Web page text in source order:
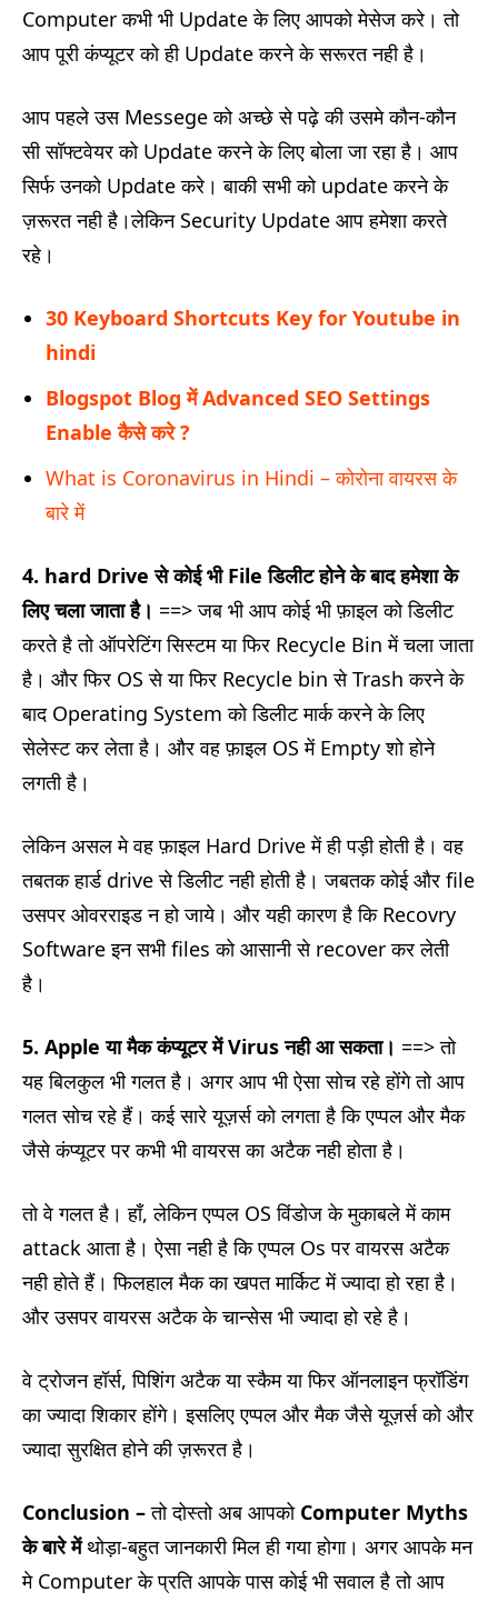
Computer कभी भी Update के लिए आपको मेसेज करे। तो
आप पूरी कंप्यूटर को ही Update करने के सरूरत नही है।
आप पहले उस Messege को अच्छे से पढ़े की उसमे कौन-कौन
सी सॉफ्टवेयर को Update करने के लिए बोला जा रहा है। आप
सिर्फ उनको Update करे। बाकी सभी को update करने के
ज़रूरत नही है।लेकिन Security Update आप हमेशा करते
रहे।
30 Keyboard Shortcuts Key for Youtube in
hindi
Blogspot Blog में Advanced SEO Settings
Enable कैसे करे ?
What is Coronavirus in Hindi – कोरोना वायरस के
बारे में
4. hard Drive से कोई भी File डिलीट होने के बाद हमेशा के
लिए चला जाता है। ==>जब भी आप कोई भी फ़ाइल को डिलीट
करते है तो ऑपरेटिंग सिस्टम या फिर Recycle Bin में चला जाता
है। और फिर OS से या फिर Recycle bin से Trash करने के
बाद Operating System को डिलीट मार्क करने के लिए
सेलेस्ट कर लेता है। और वह फ़ाइल OS में Empty शो होने
लगती है।
लेकिन असल मे वह फ़ाइल Hard Drive में ही पड़ी होती है। वह
तबतक हार्ड drive से डिलीट नही होती है। जबतक कोई और file
उसपर ओवरराइड न हो जाये। और यही कारण है कि Recovry
Software इन सभी files को आसानी से recover कर लेती
है।
5. Apple या मैक कंप्यूटर में Virus नही आ सकता। ==> तो
यह बिलकुल भी गलत है। अगर आप भी ऐसा सोच रहे होंगे तो आप
गलत सोच रहे हैं। कई सारे यूज़र्स को लगता है कि एप्पल और मैक
जैसे कंप्यूटर पर कभी भी वायरस का अटैक नही होता है।
तो वे गलत है। हाँ, लेकिन एप्पल OS विंडोज के मुकाबले में काम
attack आता है। ऐसा नही है कि एप्पल Os पर वायरस अटैक
नही होते हैं। फिलहाल मैक का खपत मार्किट में ज्यादा हो रहा है।
और उसपर वायरस अटैक के चान्सेस भी ज्यादा हो रहे है।
वे ट्रोजन हॉर्स, पिशिंग अटैक या स्कैम या फिर ऑनलाइन फ्रॉडिंग
का ज्यादा शिकार होंगे। इसलिए एप्पल और मैक जैसे यूज़र्स को और
ज्यादा सुरक्षित होने की ज़रूरत है।
Conclusion –तो दोस्तो अब आपको Computer Myths
के बारे मेंथोड़ा-बहुत जानकारी मिल ही गया होगा। अगर आपके मन
मे Computer के प्रति आपके पास कोई भी सवाल है तो आप